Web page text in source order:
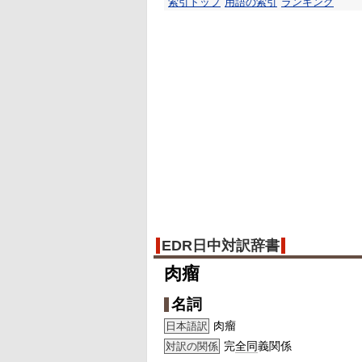
EDR日中対訳辞書
肉瘤
名詞
日本語訳 肉瘤
対訳の関係 完全同義関係